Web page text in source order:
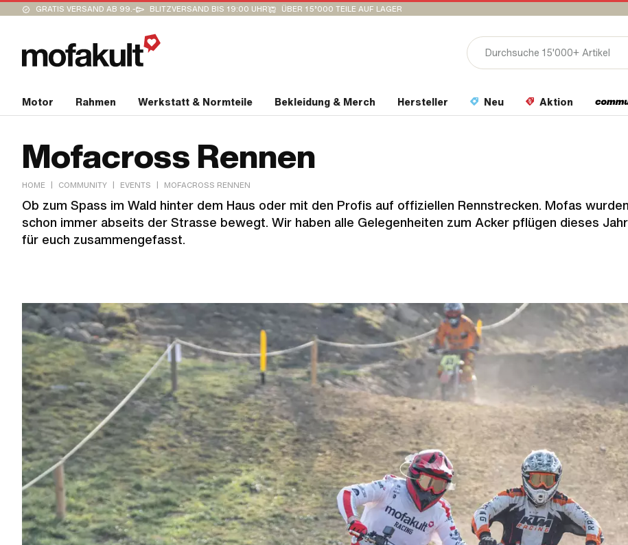
GRATIS VERSAND AB 99.- BLITZVERSAND BIS 19:00 UHR ÜBER 15’000 TEILE AUF LAGER
Motor Rahmen Werkstatt & Normteile Bekleidung & Merch Hersteller Neu Aktion
Mofacross Rennen
HOME | COMMUNITY | EVENTS | MOFACROSS RENNEN
Ob zum Spass im Wald hinter dem Haus oder mit den Profis auf offiziellen Rennstrecken. Mofas wurden
schon immer abseits der Strasse bewegt. Wir haben alle Gelegenheiten zum Acker pflügen dieses
für euch zusammengefasst.